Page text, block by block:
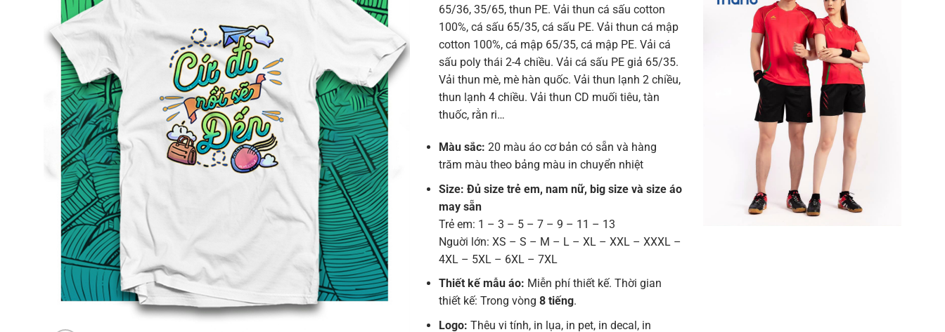
65/36, 35/65, thun PE. Vải thun cá sấu cotton
100%, cá sấu 65/35, cá sấu PE. Vải thun cá mập
cotton 100%, cá mập 65/35, cá mập PE. Vải cá
sấu poly thái 2-4 chiều. Vải cá sấu PE giả 65/35.
Vải thun mè, mè hàn quốc. Vải thun lạnh 2 chiều,
thun lạnh 4 chiều. Vải thun CD muối tiêu, tàn
thuốc, rằn ri…
Màu sắc: 20 màu áo cơ bản có sẵn và hàng
trăm màu theo bảng màu in chuyển nhiệt
Size: Đủ size trẻ em, nam nữ, big size và size áo
may sẵn
Trẻ em: 1 – 3 – 5 – 7 – 9 – 11 – 13
Nguời lớn: XS – S – M – L – XL – XXL – XXXL –
4XL – 5XL – 6XL – 7XL
Thiết kế mẫu áo: Miễn phí thiết kế. Thời gian
thiết kế: Trong vòng 8 tiếng.
Logo: Thêu vi tính, in lụa, in pet, in decal, in